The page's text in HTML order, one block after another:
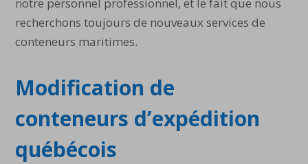
recherchons toujours de nouveaux services de
conteneurs maritimes.
Modification de
conteneurs d’expédition
québécois